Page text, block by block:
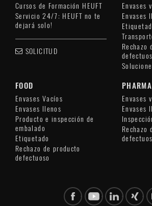
Cursos de Formación HEUFT
Servicio 24/7: HEUFT no te
dejará solo!
SOLICITUD
Envases
Envases
Rechazo
FOOD
Envases Vacíos
Envases llenos
Producto e inspección de
embalado
Etiquetado
Rechazo de producto
defectuoso
PHARMA
Envases
Envases
Rechazo